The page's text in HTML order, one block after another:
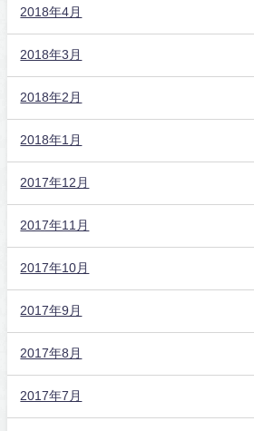
2018年4月
2018年3月
2018年2月
2018年1月
2017年12月
2017年11月
2017年10月
2017年9月
2017年8月
2017年7月